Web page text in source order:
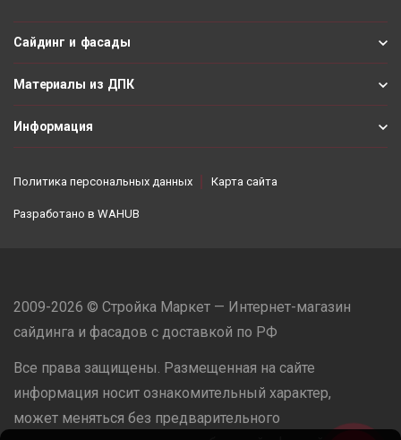
Сайдинг и фасады
Материалы из ДПК
Информация
Политика персональных данных Карта сайта
Разработано в WAHUB
2009-2026 © Стройка Маркет — Интернет-магазин
сайдинга и фасадов с доставкой по РФ
Все права защищены. Размещенная на сайте
информация носит ознакомительный характер,
может меняться без предварительного